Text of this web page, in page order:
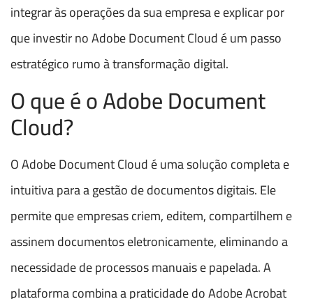
integrar às operações da sua empresa e explicar por
que investir no Adobe Document Cloud é um passo
estratégico rumo à transformação digital.
O que é o Adobe Document
Cloud?
O Adobe Document Cloud é uma solução completa e
intuitiva para a gestão de documentos digitais. Ele
permite que empresas criem, editem, compartilhem e
assinem documentos eletronicamente, eliminando a
necessidade de processos manuais e papelada. A
plataforma combina a praticidade do Adobe Acrobat